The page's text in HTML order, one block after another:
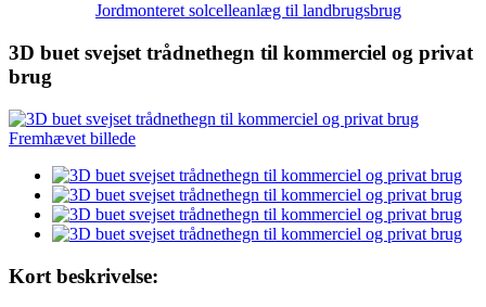
Jordmonteret solcelleanlæg til landbrugsbrug
3D buet svejset trådnethegn til kommerciel og privat
brug
Kort beskrivelse: